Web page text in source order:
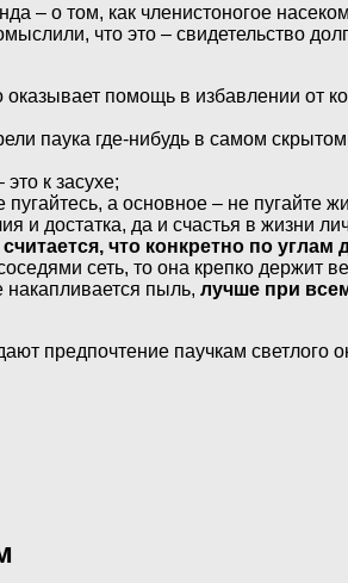
– о том, как членистоногое
что это – свидетельство
помощь в избавлении от
паука где-нибудь в самом
это к засухе;
пугайтесь, а основное – не пугайте
и достатка, да и счастья в жизни
считается, что конкретно по
сеть, то она крепко держит
накапливается пыль, лучше при
предпочтение паучкам